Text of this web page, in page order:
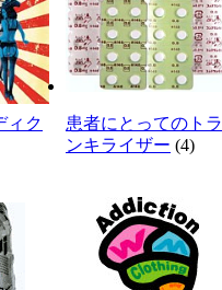
ィク
患者にとってのトラ
ンキライザー (4)